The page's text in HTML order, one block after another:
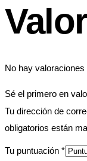
No hay valoraciones
Sé el primero en
Tu dirección de
obligatorios están
Tu puntuación *